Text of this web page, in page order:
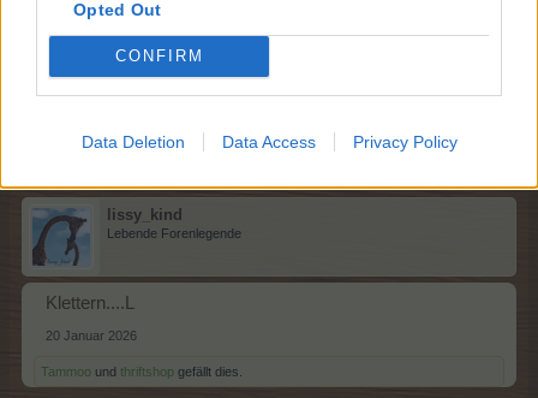
Opted Out
CONFIRM
Data Deletion Data Access Privacy Policy
Joggen .. K
lissy_kind
Lebende Forenlegende
Klettern....L
20 Januar 2026
Tammoo und thriftshop gefällt dies.